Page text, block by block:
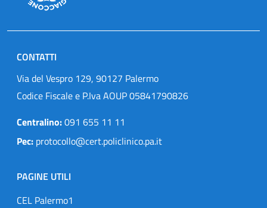
CONTATTI
Via del Vespro 129, 90127 Palermo
Codice Fiscale e P.Iva AOUP 05841790826
Centralino:091 655 11 11
Pec: protocollo@cert.policlinico.pa.it
PAGINE UTILI
CEL Palermo1